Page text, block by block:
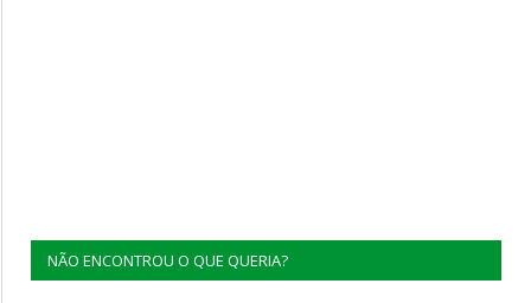
NÃO ENCONTROU O QUE QUERIA?